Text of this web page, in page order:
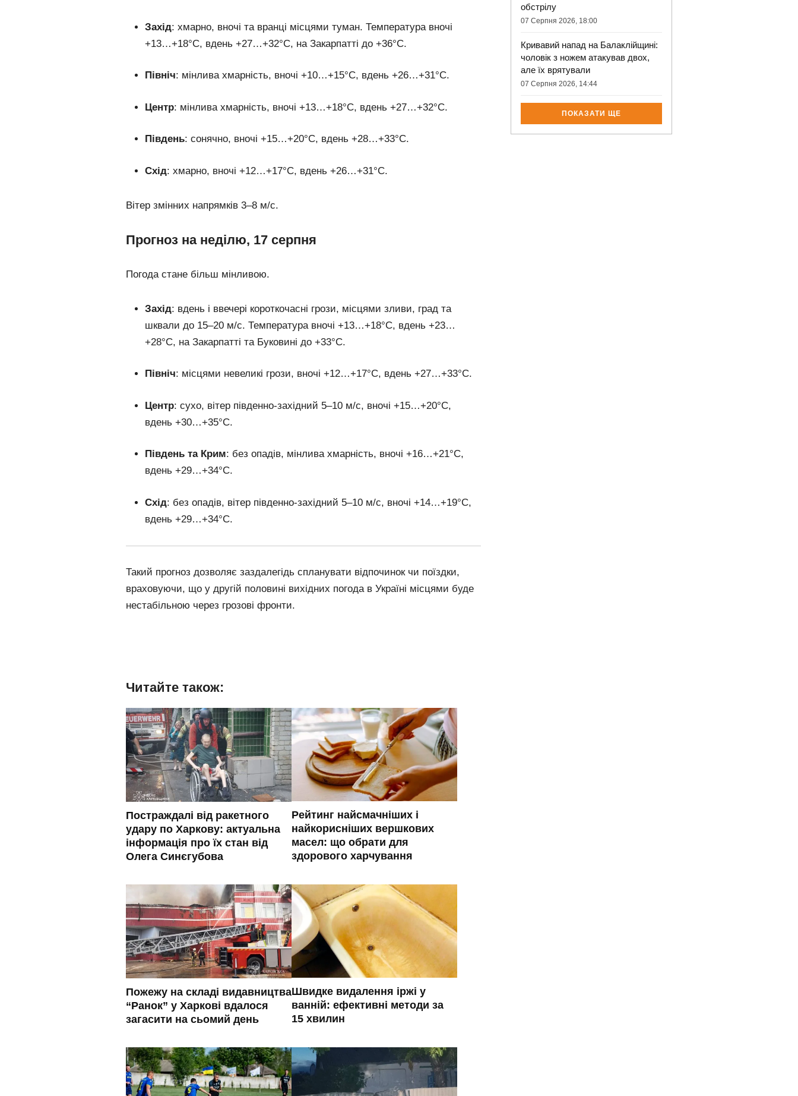
Захід: хмарно, вночі та вранці місцями туман. Температура вночі
+13…+18°C, вдень +27…+32°C, на Закарпатті до +36°C.
Північ: мінлива хмарність, вночі +10…+15°C, вдень +26…+31°C.
Центр: мінлива хмарність, вночі +13…+18°C, вдень +27…+32°C.
Південь: сонячно, вночі +15…+20°C, вдень +28…+33°C.
Схід: хмарно, вночі +12…+17°C, вдень +26…+31°C.
Вітер змінних напрямків 3–8 м/с.
Прогноз на неділю, 17 серпня
Погода стане більш мінливою.
Захід: вдень і ввечері короткочасні грози, місцями зливи, град та
шквали до 15–20 м/с. Температура вночі +13…+18°C, вдень +23…
+28°C, на Закарпатті та Буковині до +33°C.
Північ: місцями невеликі грози, вночі +12…+17°C, вдень +27…+33°C.
Центр: сухо, вітер південно-західний 5–10 м/с, вночі +15…+20°C,
вдень +30…+35°C.
Південь та Крим: без опадів, мінлива хмарність, вночі +16…+21°C,
вдень +29…+34°C.
Схід: без опадів, вітер південно-західний 5–10 м/с, вночі +14…+19°C,
вдень +29…+34°C.
Такий прогноз дозволяє заздалегідь спланувати відпочинок чи поїздки,
враховуючи, що у другій половині вихідних погода в Україні місцями буде
нестабільною через грозові фронти.
Читайте також:
Постраждалі від ракетного
удару по Харкову: актуальна
інформація про їх стан від
Олега Синєгубова
Рейтинг найсмачніших і
найкорисніших вершкових
масел: що обрати для
здорового харчування
Пожежу на складі видавництва
“Ранок” у Харкові вдалося
загасити на сьомий день
Швидке видалення іржі у
ванній: ефективні методи за
15 хвилин
обстрілу
07 Серпня 2026, 18:00
Кривавий напад на Балаклійщині:
чоловік з ножем атакував двох,
але їх врятували
07 Серпня 2026, 14:44
ПОКАЗАТИ ЩЕ